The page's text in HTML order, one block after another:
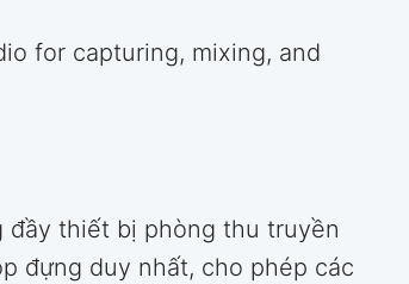
for capturing, mixing, and
đầy thiết bị phòng thu truyền
đựng duy nhất, cho phép các